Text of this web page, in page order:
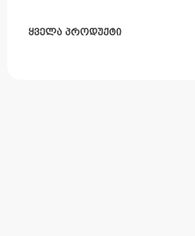
ყველა პროდუქტი